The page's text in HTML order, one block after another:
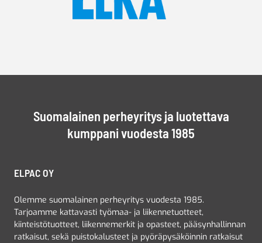
Suomalainen perheyritys ja luotettava
kumppani vuodesta 1985
ELPAC OY
Olemme suomalainen perheyritys vuodesta 1985.
Tarjoamme kattavasti työmaa- ja liikennetuotteet,
kiinteistötuotteet, liikennemerkit ja opasteet, pääsynhallinnan
ratkaisut, sekä puistokalusteet ja pyöräpysäköinnin ratkaisut